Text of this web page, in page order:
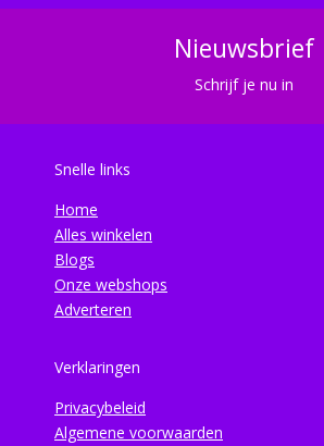
Nieuwsbrief
Schrijf je nu in
Snelle links
Home
Alles winkelen
Blogs
Onze webshops
Adverteren
Verklaringen
Privacybeleid
Algemene voorwaarden